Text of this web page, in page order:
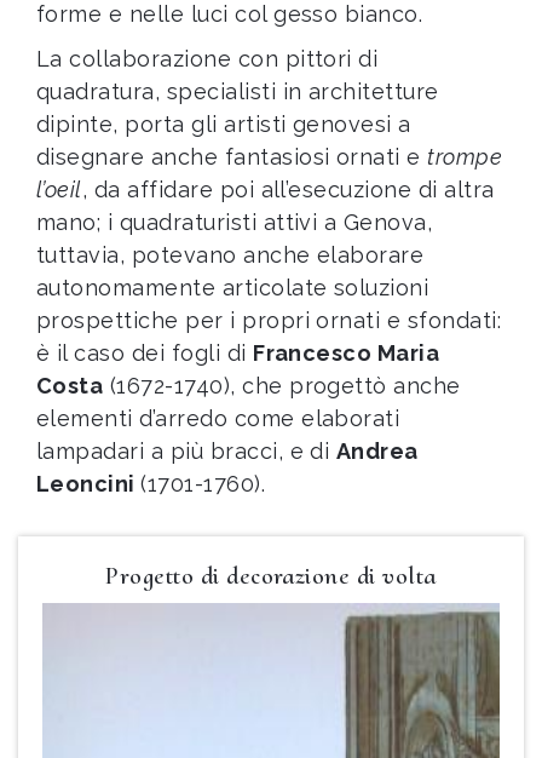
forme e nelle luci col gesso bianco.
La collaborazione con pittori di
quadratura, specialisti in architetture
dipinte, porta gli artisti genovesi a
disegnare anche fantasiosi ornati e trompe
l’oeil, da affidare poi all’esecuzione di altra
mano; i quadraturisti attivi a Genova,
tuttavia, potevano anche elaborare
autonomamente articolate soluzioni
prospettiche per i propri ornati e sfondati:
è il caso dei fogli di Francesco Maria
Costa (1672-1740), che progettò anche
elementi d’arredo come elaborati
lampadari a più bracci, e di Andrea
Leoncini(1701-1760).
Progetto di decorazione di volta